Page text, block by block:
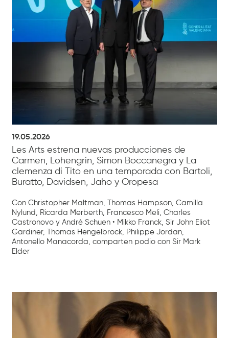
19.05.2026
Les Arts estrena nuevas producciones de
Carmen, Lohengrin, Simon Boccanegra y La
clemenza di Tito en una temporada con Bartoli,
Buratto, Davidsen, Jaho y Oropesa
Con Christopher Maltman, Thomas Hampson, Camilla
Nylund, Ricarda Merberth, Francesco Meli, Charles
Castronovo y Andrè Schuen • Mikko Franck, Sir John Eliot
Gardiner, Thomas Hengelbrock, Philippe Jordan,
Antonello Manacorda, comparten podio con Sir Mark
Elder